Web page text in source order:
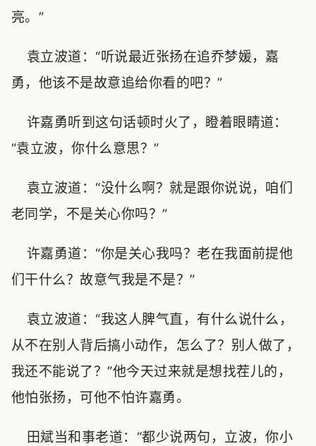
亮。”
袁立波道：“听说最近张扬在追乔梦媛，嘉
勇，他该不是故意追给你看的吧？”
许嘉勇听到这句话顿时火了，瞪着眼睛道：
“袁立波，你什么意思？”
袁立波道：“没什么啊？就是跟你说说，咱们
老同学，不是关心你吗？”
许嘉勇道：“你是关心我吗？老在我面前提他
们干什么？故意气我是不是？”
袁立波道：“我这人脾气直，有什么说什么，
从不在别人背后搞小动作，怎么了？别人做了，
我还不能说了？”他今天过来就是想找茬儿的，
他怕张扬，可他不怕许嘉勇。
田斌当和事老道：“都少说两句，立波，你小